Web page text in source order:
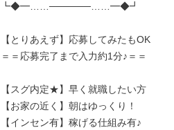
┗◆━……──────……━◆┛
【とりあえず】応募してみたもOK
＝＝応募完了まで入力約1分♪＝＝
【スグ内定★】早く就職したい方
【お家の近く】朝はゆっくり！
【インセン有】稼げる仕組み有♪